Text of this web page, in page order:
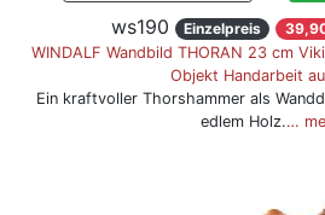
ws190 Einzelpreis
WINDALF Wandbild THORAN 23 cm
Objekt Handarbeit
Ein kraftvoller Thorshammer als
edlem Holz.…